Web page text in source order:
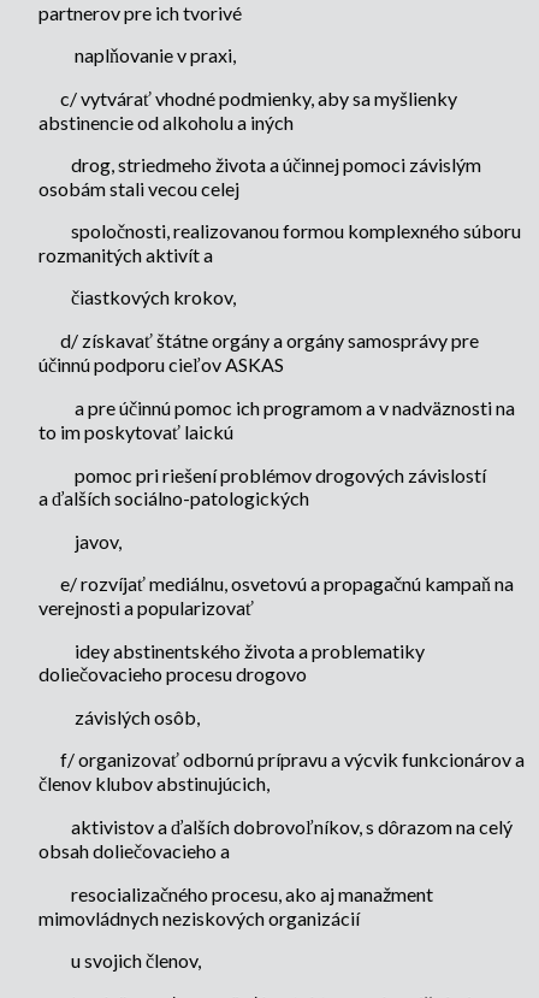
partnerov pre ich tvorivé
naplňovanie v praxi,
c/ vytvárať vhodné podmienky, aby sa myšlienky
abstinencie od alkoholu a iných
drog, striedmeho života a účinnej pomoci závislým
osobám stali vecou celej
spoločnosti, realizovanou formou komplexného súboru
rozmanitých aktivít a
čiastkových krokov,
d/ získavať štátne orgány a orgány samosprávy pre
účinnú podporu cieľov ASKAS
a pre účinnú pomoc ich programom a v nadväznosti na
to im poskytovať laickú
pomoc pri riešení problémov drogových závislostí
a ďalších sociálno-patologických
javov,
e/ rozvíjať mediálnu, osvetovú a propagačnú kampaň na
verejnosti a popularizovať
idey abstinentského života a problematiky
doliečovacieho procesu drogovo
závislých osôb,
f/ organizovať odbornú prípravu a výcvik funkcionárov a
členov klubov abstinujúcich,
aktivistov a ďalších dobrovoľníkov, s dôrazom na celý
obsah doliečovacieho a
resocializačného procesu, ako aj manažment
mimovládnych neziskových organizácií
u svojich členov,